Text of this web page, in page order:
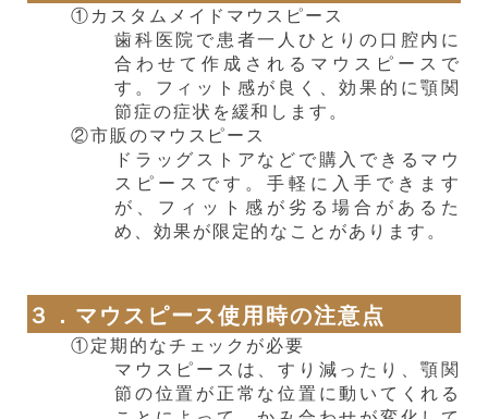
①カスタムメイドマウスピース
歯科医院で患者一人ひとりの口腔内に
合わせて作成されるマウスピースで
す。フィット感が良く、効果的に顎関
節症の症状を緩和します。
②市販のマウスピース
ドラッグストアなどで購入できるマウ
スピースです。手軽に入手できます
が、フィット感が劣る場合があるた
め、効果が限定的なことがあります。
３．マウスピース使用時の注意点
①定期的なチェックが必要
マウスピースは、すり減ったり、顎関
節の位置が正常な位置に動いてくれる